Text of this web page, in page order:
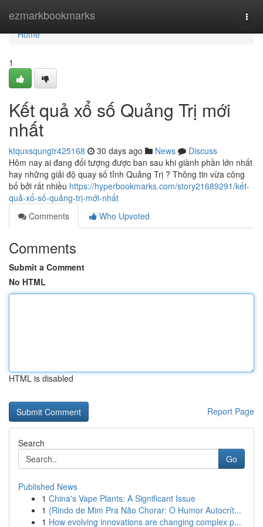
ezmarkbookmarks
Home
Home
1
Kết quả xổ số Quảng Trị mới
nhất
ktquxsqungtr425168 30 days ago News
Discuss
Hôm nay ai đang đối tượng được ban sau khi giành phần lớn nhất
hay những giải độ quay số tỉnh Quảng Trị ? Thông tin vừa công
bố bởi rất nhiều https://hyperbookmarks.com/story21689291/kết-
quả-xổ-số-quảng-trị-mới-nhất
Comments
Who Upvoted
Comments
Submit a Comment
No HTML
HTML is disabled
Report Page
Search
Go
Published News
1 China's Vape Plants: A Significant Issue
1 {Rindo de Mim Pra Não Chorar: O Humor Autocrít...
1 How evolving innovations are changing complex p...